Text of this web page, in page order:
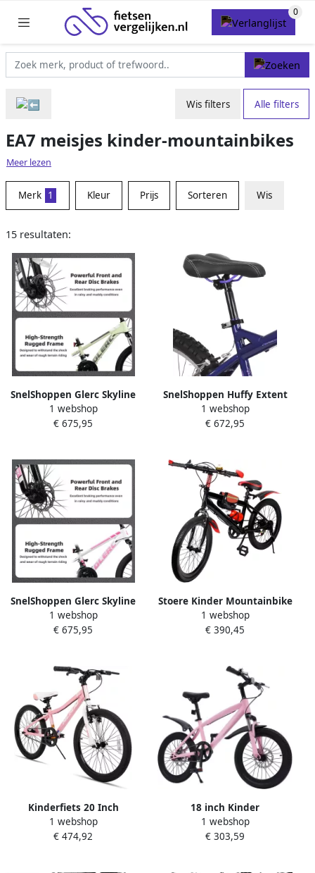
Wis filters Alle filters
EA7 meisjes kinder-mountainbikes
Meer lezen
Merk 1 Kleur Prijs Sorteren Wis
15 resultaten:
SnelShoppen Glerc Skyline
Kinder Mountainbike 20
Inch Fiets voor en 21
Frame
1 webshop
€ 675,95
SnelShoppen Huffy Extent
Kinder Mountainbike 24
Inch Paars 18 Versnellingen
1 webshop
€ 672,95
SnelShoppen Glerc Skyline
Kinder Mountainbike 20
Inch Fiets voor en 21
v
1 webshop
€ 675,95
Stoere Kinder Mountainbike
20 inch met 7 Versnellingen
en Verende Vork
1 webshop
€ 390,45
Kinderfiets 20 Inch
Mountainbike Single Speed
met V-Brake
1 webshop
€ 474,92
18 inch Kinder
Mountainbike voor en (8-11
Jaar)
1 webshop
€ 303,59